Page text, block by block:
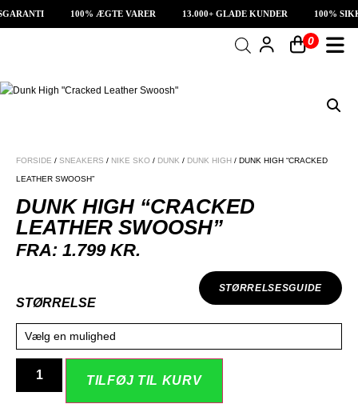
100% ÆGTE VARER 13.000+ GLADE KUNDER 100%
0
FORSIDE / SNEAKERS / NIKE SKO / DUNK / DUNK HIGH / DUNK HIGH “CRACKED
LEATHER SWOOSH”
DUNK HIGH “CRACKED
LEATHER SWOOSH”
FRA: 1.799 KR.
STØRRELSESGUIDE
STØRRELSE
Vælg en mulighed
TILFØJ TIL KURV